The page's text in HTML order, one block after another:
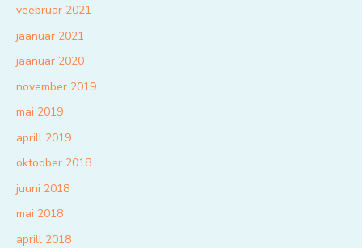
veebruar 2021
jaanuar 2021
jaanuar 2020
november 2019
mai 2019
aprill 2019
oktoober 2018
juuni 2018
mai 2018
aprill 2018